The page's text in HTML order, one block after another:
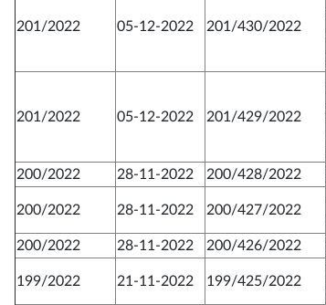
201/2022 05-12-2022 201/430/2022
201/2022 05-12-2022 201/429/2022
200/2022 28-11-2022 200/428/2022
200/2022 28-11-2022 200/427/2022
200/2022 28-11-2022 200/426/2022
199/2022 21-11-2022 199/425/2022